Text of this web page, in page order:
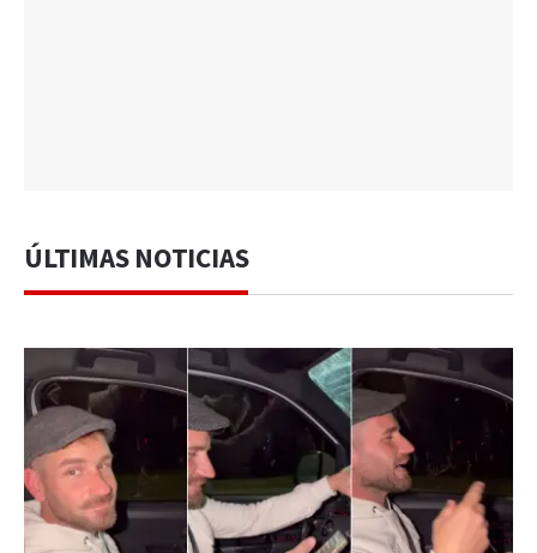
ÚLTIMAS NOTICIAS